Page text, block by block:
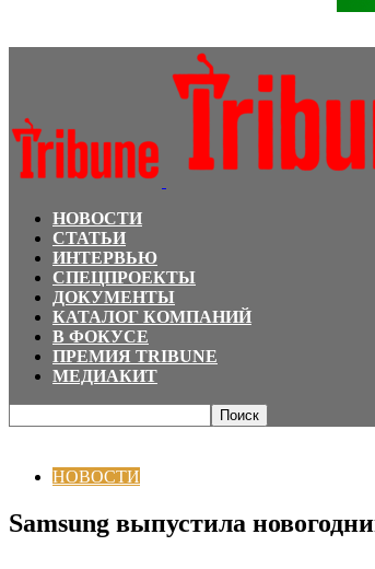
НОВОСТИ
СТАТЬИ
ИНТЕРВЬЮ
СПЕЦПРОЕКТЫ
ДОКУМЕНТЫ
КАТАЛОГ КОМПАНИЙ
В ФОКУСЕ
ПРЕМИЯ TRIBUNE
МЕДИАКИТ
НОВОСТИ
Samsung выпустила